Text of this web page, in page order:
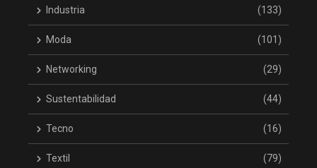
Industria (133)
Moda (101)
Networking (29)
Sustentabilidad (44)
Tecno (16)
Textil (79)